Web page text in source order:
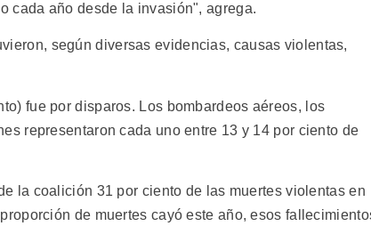
cada año desde la invasión", agrega.
según diversas evidencias, causas violentas,
fue por disparos. Los bombardeos aéreos, los
representaron cada uno entre 13 y 14 por ciento de
la coalición 31 por ciento de las muertes violentas en
de muertes cayó este año, esos